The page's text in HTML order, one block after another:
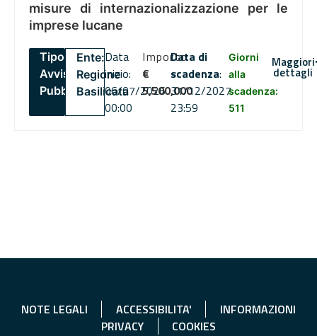
misure di internazionalizzazione per le
imprese lucane
Tipo:
Avviso
Pubblico
Ente:
Regione
Basilicata
Data
inizio:
06/07/2026
00:00
Importo
€
5,500,000
Data di
scadenza:
31/12/2027
23:59
Giorni
alla
scadenza:
511
Maggiori
dettagli
NOTE LEGALI ACCESSIBILITA'
INFORMAZIONI
PRIVACY
COOKIES